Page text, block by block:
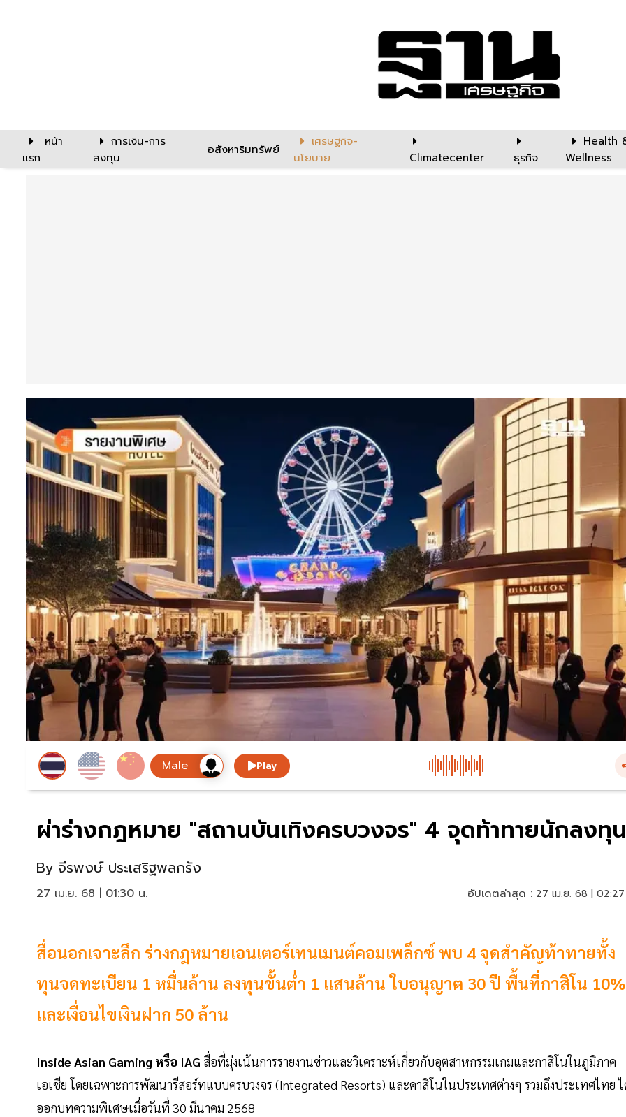
หน้า
แรก
การเงิน-การ
ลงทุน
อสังหาริมทรัพย์
เศรษฐกิจ-
นโยบาย
Climatecenter ธุรกิจ
Health
Wellness
Play
ผ่าร่างกฎหมาย "สถานบันเทิงครบวงจร" 4 จุดท้าทายนักลงทุน
By จีรพงษ์ ประเสริฐพลกรัง
27 เม.ย. 68 | 01:30 น. อัปเดตล่าสุด : 27 เม.ย. 68 |
สื่อนอกเจาะลึก ร่างกฎหมายเอนเตอร์เทนเมนต์คอมเพล็กซ์ พบ 4 จุดสำคัญท้าทายทั้ง
ทุนจดทะเบียน 1 หมื่นล้าน ลงทุนขั้นต่ำ 1 แสนล้าน ใบอนุญาต 30 ปี พื้นที่กาสิโน 10%
และเงื่อนไขเงินฝาก 50 ล้าน
Inside Asian Gaming หรือ IAG สื่อที่มุ่งเน้นการรายงานข่าวและวิเคราะห์เกี่ยวกับอุตสาหกรรมเกมและกาสิโนในภูมิภาค
เอเชีย โดยเฉพาะการพัฒนารีสอร์ทแบบครบวงจร (Integrated Resorts) และคาสิโนในประเทศต่างๆ รวมถึงประเทศไทย
ออกบทความพิเศษเมื่อวันที่ 30 มีนาคม 2568